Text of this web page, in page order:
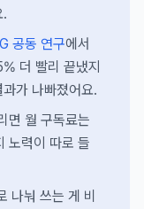
.
공동 연구에서
더 빨리 끝냈지
가 나빠졌어요.
면 월 구독료는
노력이 따로 들
나눠 쓰는 게 비